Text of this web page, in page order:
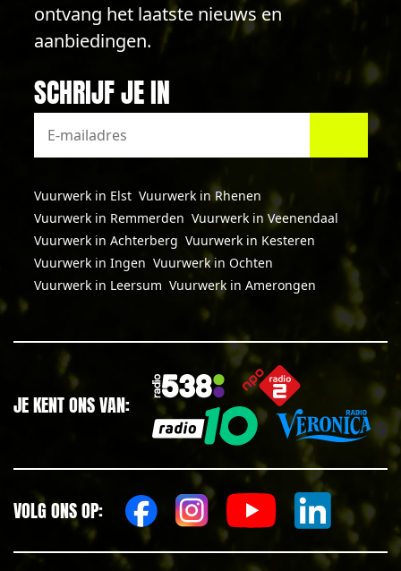
ontvang het laatste nieuws en
aanbiedingen.
SCHRIJF JE IN
Vuurwerk in Elst Vuurwerk in Rhenen
Vuurwerk in Remmerden Vuurwerk in Veenendaal
Vuurwerk in Achterberg Vuurwerk in Kesteren
Vuurwerk in Ingen Vuurwerk in Ochten
Vuurwerk in Leersum Vuurwerk in Amerongen
JE KENT ONS VAN:
VOLG ONS OP: